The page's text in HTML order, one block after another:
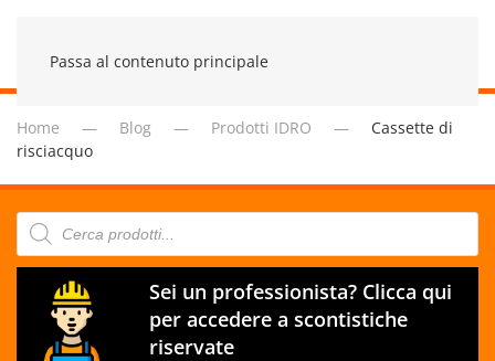
Passa al contenuto principale
Home Blog Prodotti IDRO
Cassette di
risciacquo
Products
search
Sei un professionista? Clicca qui
per accedere a scontistiche
riservate